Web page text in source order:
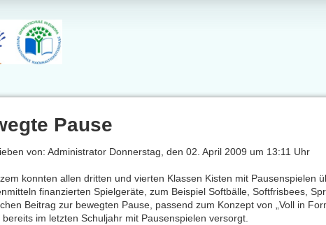
Pause
von: Administrator Donnerstag, den 02. April 2009 um 13:11 Uhr
konnten allen dritten und vierten Klassen Kisten mit Pausenspielen
finanzierten Spielgeräte, zum Beispiel Softbälle, Softfrisbees,
Beitrag zur bewegten Pause, passend zum Konzept von „Voll in
bereits im letzten Schuljahr mit Pausenspielen versorgt.